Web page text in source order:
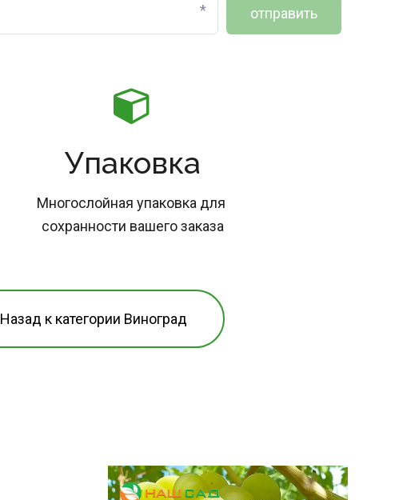
* отправить
Упаковка
Многослойная упаковка для
сохранности вашего заказа
Назад к категории Виноград